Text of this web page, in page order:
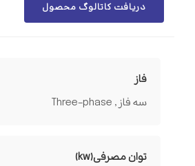
دریافت کاتالوگ محصول
فاز
سه فاز , Three-phase
توان مصرفی(kw)